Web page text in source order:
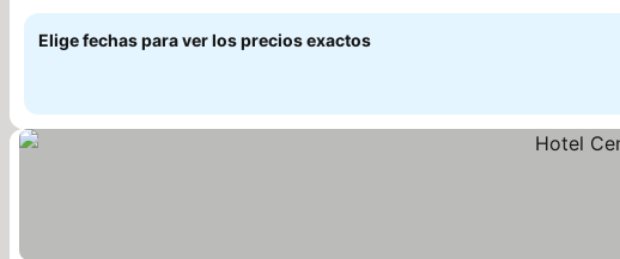
Elige fechas para ver los precios exactos